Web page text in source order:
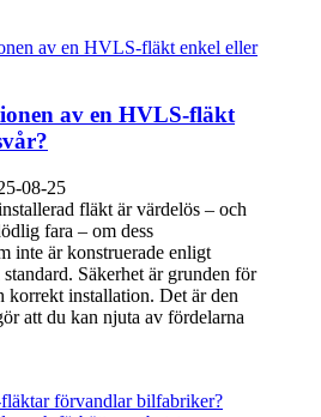
av en HVLS-fläkt
08-25
fläkt är värdelös – och
fara – om dess
inte är konstruerade enligt
Säkerhet är grunden för
korrekt installation. Det är den
att du kan njuta av fördelarna